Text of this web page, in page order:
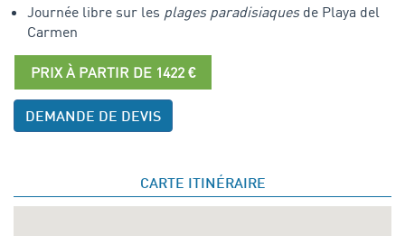
Journée libre sur les plages paradisiaquesde Playa del
Carmen
PRIX À PARTIR DE 1422 €
DEMANDE DE DEVIS
CARTE ITINÉRAIRE